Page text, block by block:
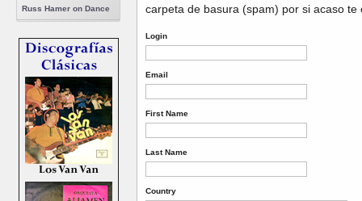
Russ Hamer on Dance
carpeta de basura (spam) por si acaso te
Login
Email
First Name
Last Name
Country